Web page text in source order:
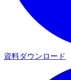
資料ダウンロード